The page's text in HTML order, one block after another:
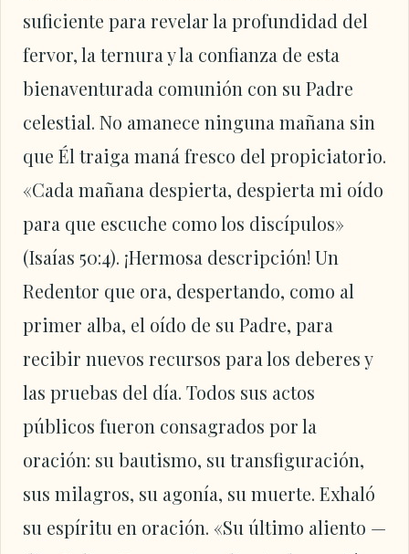
suficiente para revelar la profundidad del
fervor, la ternura y la confianza de esta
bienaventurada comunión con su Padre
celestial. No amanece ninguna mañana sin
que Él traiga maná fresco del propiciatorio.
«Cada mañana despierta, despierta mi oído
para que escuche como los discípulos»
(Isaías 50:4). ¡Hermosa descripción! Un
Redentor que ora, despertando, como al
primer alba, el oído de su Padre, para
recibir nuevos recursos para los deberes y
las pruebas del día. Todos sus actos
públicos fueron consagrados por la
oración: su bautismo, su transfiguración,
sus milagros, su agonía, su muerte. Exhaló
su espíritu en oración. «Su último aliento —